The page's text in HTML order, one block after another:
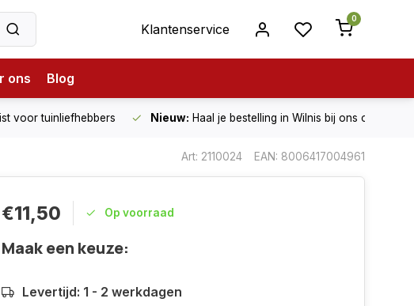
Klantenservice
0
ons Blog
voor tuinliefhebbers Nieuw: Haal je bestelling in Wilnis bij ons op!
Art: 2110024 EAN: 8006417004961
€11,50 Op voorraad
Maak een keuze:
Levertijd: 1 - 2 werkdagen